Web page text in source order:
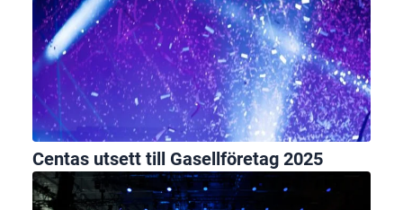
Centas utsett till Gasellföretag 2025